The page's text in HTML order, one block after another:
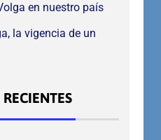
en nuestro país
la vigencia de un